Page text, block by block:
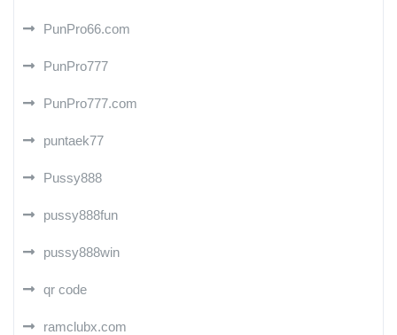
PunPro66.com
PunPro777
PunPro777.com
puntaek77
Pussy888
pussy888fun
pussy888win
qr code
ramclubx.com